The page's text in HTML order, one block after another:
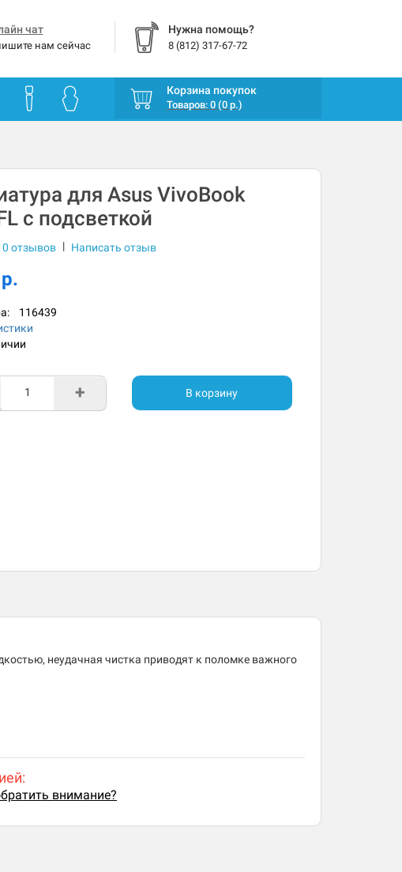
чат
нам сейчас
Нужна помощь?
8 (812) 317-67-72
Корзина покупок
Товаров: 0 (0 р.)
для Asus VivoBook
с подсветкой
0 отзывов | Написать отзыв
116439
+ В корзину
неудачная чистка приводят к поломке важного
внимание?